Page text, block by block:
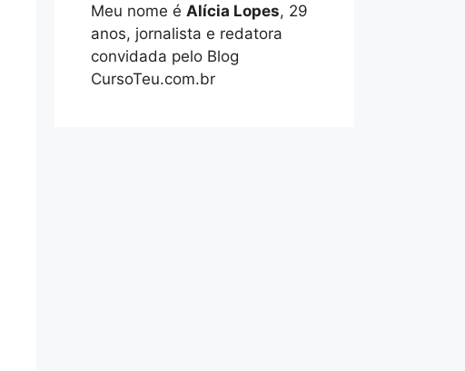
Meu nome é Alícia Lopes, 29
anos, jornalista e redatora
convidada pelo Blog
CursoTeu.com.br